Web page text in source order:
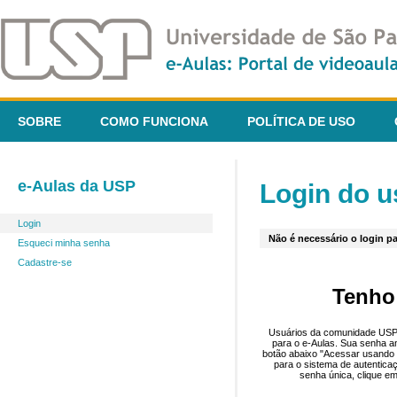
SOBRE COMO FUNCIONA POLÍTICA DE USO
e-Aulas da USP
Login
Esqueci minha senha
Cadastre-se
Login do
Não é necessário o login
Usuários da comunidade
para o e-Aulas. Sua senha
botão abaixo "Acessar
para o sistema de
senha única, clique